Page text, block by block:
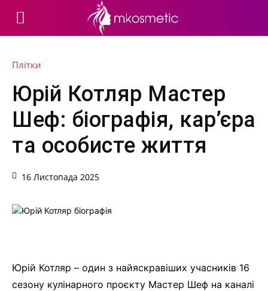
Плітки
Юрій Котляр Мастер
Шеф: біографія, кар’єра
та особисте життя
16 Листопада 2025
Юрій Котляр – один з найяскравіших учасників 16
сезону кулінарного проєкту Мастер Шеф на каналі